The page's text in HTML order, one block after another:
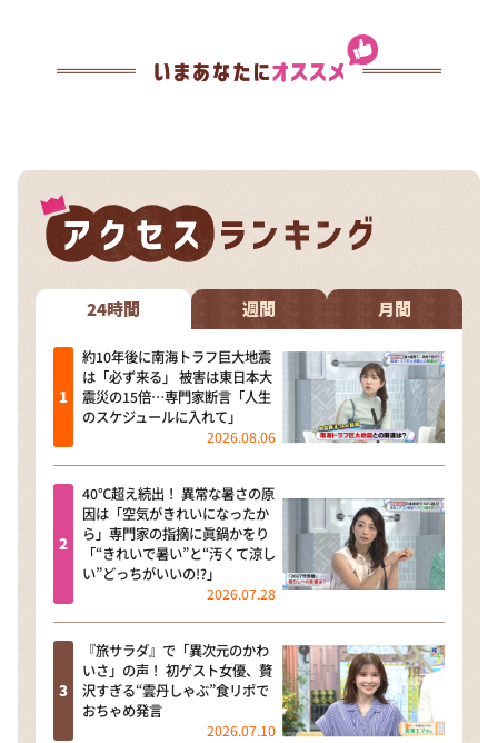
24時間 週間 月間
約10年後に南海トラフ巨大地震
は「必ず来る」 被害は東日本大
震災の15倍…専門家断言「人生
のスケジュールに入れて」
2026.08.06
40℃超え続出！ 異常な暑さの原
因は「空気がきれいになったか
ら」専門家の指摘に眞鍋かをり
「“きれいで暑い”と“汚くて涼し
い”どっちがいいの!?」
2026.07.28
『旅サラダ』で「異次元のかわ
いさ」の声！ 初ゲスト女優、贅
沢すぎる“雲丹しゃぶ”食リポで
おちゃめ発言
2026.07.10